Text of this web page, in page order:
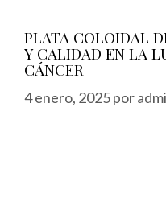
PLATA COLOIDAL
Y CALIDAD EN LA
CÁNCER
4 enero, 2025por